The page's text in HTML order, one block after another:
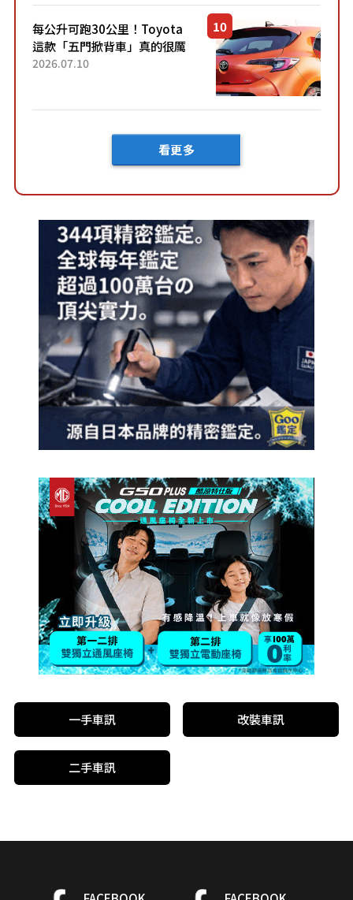
車？...
每公升可跑30公里！Toyota
這款「五門掀背車」真的很厲
害！ 擁有全長4.3公尺的「剛剛
2026.07.10
看更多
一手車訊 改裝車訊
二手車訊